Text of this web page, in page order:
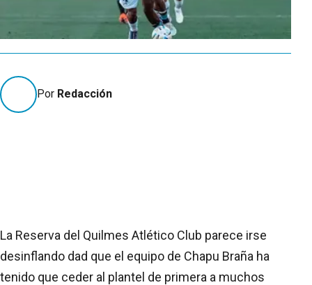
Por Redacción
La Reserva del Quilmes Atlético Club parece irse
desinflando dad que el equipo de Chapu Braña ha
tenido que ceder al plantel de primera a muchos